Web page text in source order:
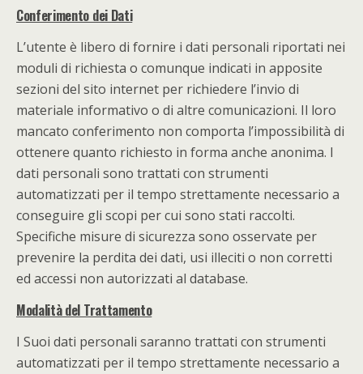
Conferimento dei Dati
L’utente è libero di fornire i dati personali riportati nei
moduli di richiesta o comunque indicati in apposite
sezioni del sito internet per richiedere l’invio di
materiale informativo o di altre comunicazioni. Il loro
mancato conferimento non comporta l’impossibilità di
ottenere quanto richiesto in forma anche anonima. I
dati personali sono trattati con strumenti
automatizzati per il tempo strettamente necessario a
conseguire gli scopi per cui sono stati raccolti.
Specifiche misure di sicurezza sono osservate per
prevenire la perdita dei dati, usi illeciti o non corretti
ed accessi non autorizzati al database.
Modalità del Trattamento
I Suoi dati personali saranno trattati con strumenti
automatizzati per il tempo strettamente necessario a